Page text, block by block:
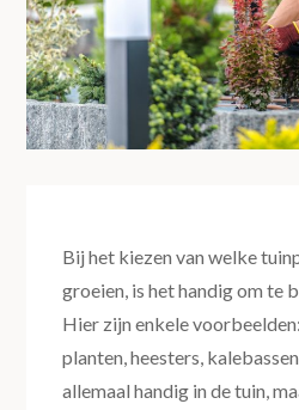
Bij het kiezen van welke
groeien, is het handig om te
Hier zijn enkele
planten, heesters,
allemaal handig in de tuin,